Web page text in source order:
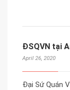
ĐSQVN tại
April 26, 2020
Đại Sứ Quán